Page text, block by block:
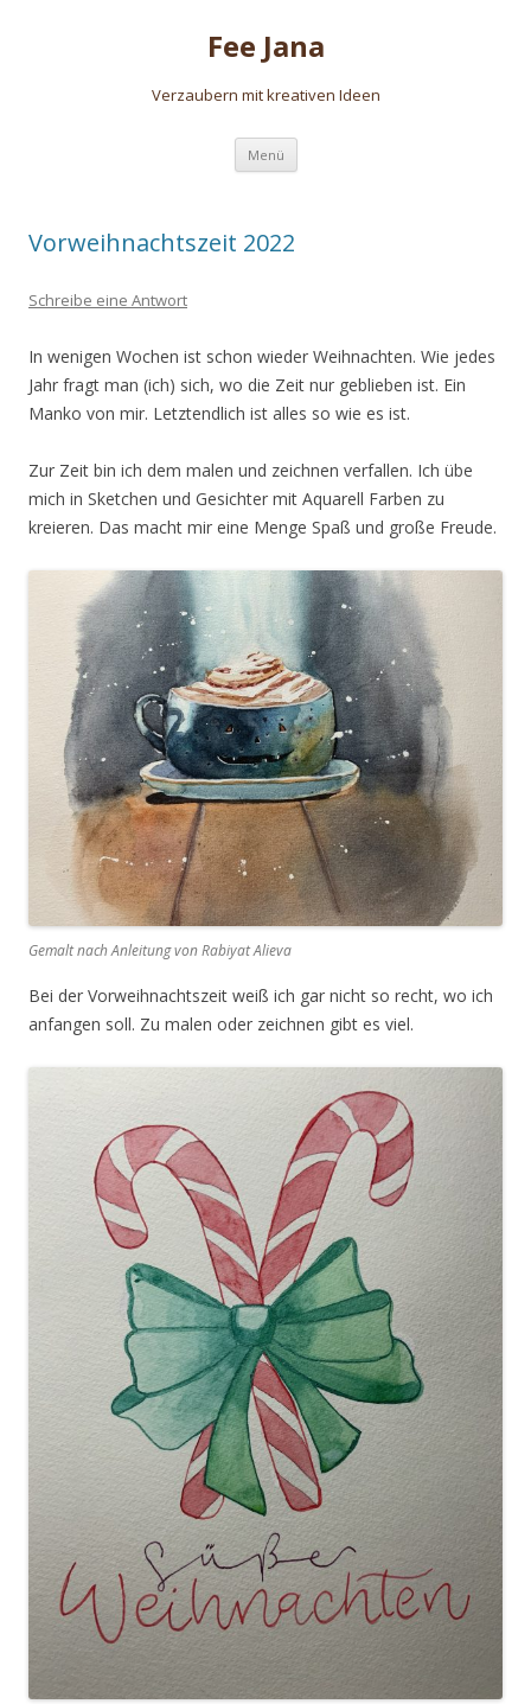
Fee Jana
Verzaubern mit kreativen Ideen
Menü Zum
springen
Vorweihnachtszeit 2022
Schreibe eine Antwort
In wenigen Wochen ist schon wieder Weihnachten. Wie jedes
Jahr fragt man (ich) sich, wo die Zeit nur geblieben ist. Ein
Manko von mir. Letztendlich ist alles so wie es ist.
Zur Zeit bin ich dem malen und zeichnen verfallen. Ich übe
mich in Sketchen und Gesichter mit Aquarell Farben zu
kreieren. Das macht mir eine Menge Spaß und große Freude.
Gemalt nach Anleitung von Rabiyat Alieva
Bei der Vorweihnachtszeit weiß ich gar nicht so recht, wo ich
anfangen soll. Zu malen oder zeichnen gibt es viel.